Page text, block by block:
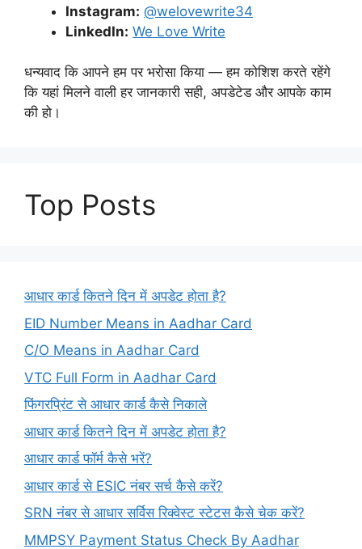
Instagram: @welovewrite34
LinkedIn: We Love Write
धन्यवाद कि आपने हम पर भरोसा किया — हम कोशिश करते रहेंगे
कि यहां मिलने वाली हर जानकारी सही, अपडेटेड और आपके काम
की हो।
Top Posts
आधार कार्ड कितने दिन में अपडेट होता है?
EID Number Means in Aadhar Card
C/O Means in Aadhar Card
VTC Full Form in Aadhar Card
फिंगरप्रिंट से आधार कार्ड कैसे निकाले
आधार कार्ड कितने दिन में अपडेट होता है?
आधार कार्ड फॉर्म कैसे भरें?
आधार कार्ड से ESIC नंबर सर्च कैसे करें?
SRN नंबर से आधार सर्विस रिक्वेस्ट स्टेटस कैसे चेक करें?
MMPSY Payment Status Check By Aadhar